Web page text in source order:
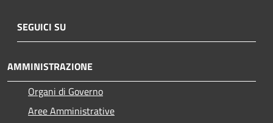
SEGUICI SU
AMMINISTRAZIONE
Organi di Governo
Aree Amministrative